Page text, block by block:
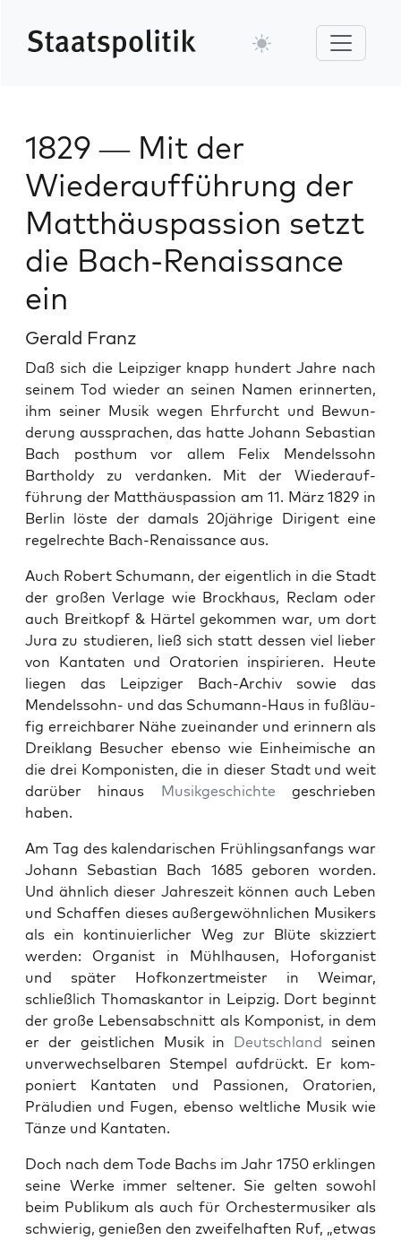
1829 — Mit der
Wiederaufführung der
Matthäuspassion setzt
die Bach-Renaissance
ein
Gerald Franz
Daß sich die Leipziger knapp hun­dert Jahre nach
seinem Tod wieder an seinen Namen erin­nerten,
ihm sein­er Musik wegen Ehrfurcht und Bewun­
derung aussprachen, das hat­te Johann Sebas­t­ian
Bach posthum vor allem Felix Mendelssohn
Bartholdy zu ver­danken. Mit der Wieder­auf­
führung der Matthäus­pas­sion am 11. März 1829 in
Berlin löste der damals 20jährige Diri­gent eine
regel­rechte Bach-Renais­sance aus.
Auch Robert Schu­mann, der eigentlich in die Stadt
der großen Ver­lage wie Brock­haus, Reclam oder
auch Bre­itkopf & Här­tel gekom­men war, um dort
Jura zu studieren, ließ sich statt dessen viel lieber
von Kan­tat­en und Ora­to­rien inspiri­eren. Heute
liegen das Leipziger Bach-Archiv sowie das
Mendelssohn- und das Schu­mann-Haus in fußläu­
fig erre­ich­bar­er Nähe zueinan­der und erin­nern als
Dreik­lang Besuch­er eben­so wie Ein­heimis­che an
die drei Kom­pon­is­ten, die in dieser Stadt und weit
darüber hin­aus Musikgeschichte geschrieben
haben.
Am Tag des kalen­darischen Früh­lingsan­fangs war
Johann Sebas­t­ian Bach 1685 geboren wor­den.
Und ähn­lich dieser Jahreszeit kön­nen auch Leben
und Schaf­fen dieses außergewöhn­lichen Musik­ers
als ein kon­tinuier­lich­er Weg zur Blüte skizziert
wer­den: Organ­ist in Mühlhausen, Hofor­gan­ist
und später Hofkonz­ert­meis­ter in Weimar,
schließlich Thomaskan­tor in Leipzig. Dort begin­nt
der große Lebens­ab­schnitt als Kom­pon­ist, in dem
er der geistlichen Musik in Deutsch­land seinen
unver­wech­sel­baren Stem­pel auf­drückt. Er kom­
poniert Kan­tat­en und Pas­sio­nen, Ora­to­rien,
Prälu­di­en und Fugen, eben­so weltliche Musik wie
Tänze und Kan­tat­en.
Doch nach dem Tode Bachs im Jahr 1750 erklin­gen
seine Werke immer sel­tener. Sie gel­ten sowohl
beim Pub­likum als auch für Orch­ester­musik­er als
schwierig, genießen den zweifel­haften Ruf, „etwas